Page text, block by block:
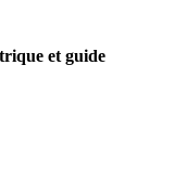
et guide